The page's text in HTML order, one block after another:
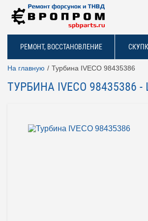
РЕМОНТ, ВОССТАНОВЛЕНИЕ
На главную Турбина IVECO 98435386
ТУРБИНА IVECO